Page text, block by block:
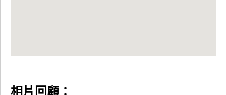
相片回顧：